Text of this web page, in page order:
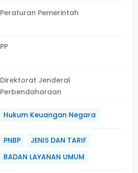
Peraturan Pemerintah
PP
Direktorat Jenderal
Perbendaharaan
Hukum Keuangan Negara
PNBP
JENIS DAN TARIF
BADAN LAYANAN UMUM